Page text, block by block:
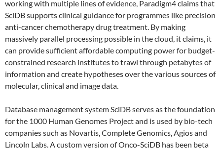
working with multiple lines of evidence, Paradigm4 claims that
SciDB supports clinical guidance for programmes like precision
anti-cancer chemotherapy drug treatment. By making
massively parallel processing possible in the cloud, it claims, it
can provide sufficient affordable computing power for budget-
constrained research institutes to trawl through petabytes of
information and create hypotheses over the various sources of
molecular, clinical and image data.
Database management system SciDB serves as the foundation
for the 1000 Human Genomes Project and is used by bio-tech
companies such as Novartis, Complete Genomics, Agios and
Lincoln Labs. A custom version of Onco-SciDB has been beta